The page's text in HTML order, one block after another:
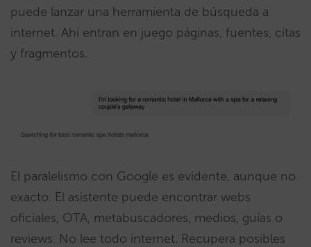
puede lanzar una herramienta de búsqueda a
internet. Ahí entran en juego páginas, fuentes, citas
y fragmentos.
El paralelismo con Google es evidente, aunque no
exacto. El asistente puede encontrar webs
oficiales, OTA, metabuscadores, medios, guías o
reviews. No lee todo internet. Recupera posibles